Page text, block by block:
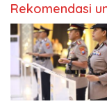
Rekomendasi